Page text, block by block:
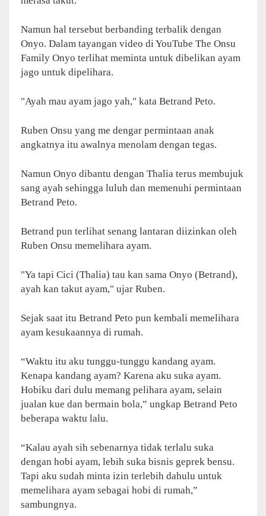
Namun hal tersebut berbanding terbalik dengan
Onyo. Dalam tayangan video di YouTube The Onsu
Family Onyo terlihat meminta untuk dibelikan ayam
jago untuk dipelihara.
"Ayah mau ayam jago yah," kata Betrand Peto.
Ruben Onsu yang me dengar permintaan anak
angkatnya itu awalnya menolam dengan tegas.
Namun Onyo dibantu dengan Thalia terus membujuk
sang ayah sehingga luluh dan memenuhi permintaan
Betrand Peto.
Betrand pun terlihat senang lantaran diizinkan oleh
Ruben Onsu memelihara ayam.
"Ya tapi Cici (Thalia) tau kan sama Onyo (Betrand),
ayah kan takut ayam," ujar Ruben.
Sejak saat itu Betrand Peto pun kembali memelihara
ayam kesukaannya di rumah.
“Waktu itu aku tunggu-tunggu kandang ayam.
Kenapa kandang ayam? Karena aku suka ayam.
Hobiku dari dulu memang pelihara ayam, selain
jualan kue dan bermain bola,” ungkap Betrand Peto
beberapa waktu lalu.
“Kalau ayah sih sebenarnya tidak terlalu suka
dengan hobi ayam, lebih suka bisnis geprek bensu.
Tapi aku sudah minta izin terlebih dahulu untuk
memelihara ayam sebagai hobi di rumah,”
sambungnya.